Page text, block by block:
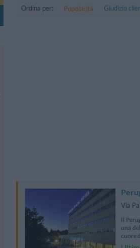
Ordina per: Popolarità Giudizio
Via
Il
una
cuore